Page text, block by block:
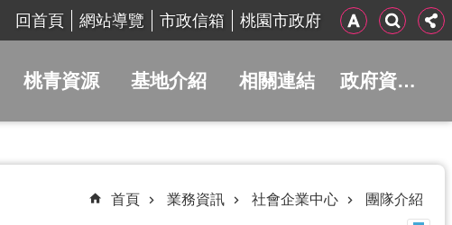
回首頁 網站導覽 市政信箱 桃園市政府
桃青資源 基地介紹 相關連結 政府資訊公開
首頁 業務資訊 社會企業中心 團隊介紹